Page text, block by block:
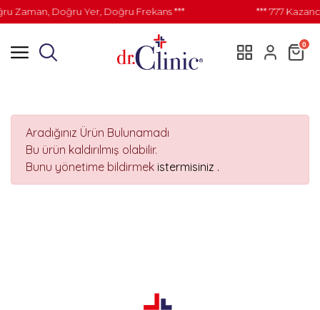
Zaman, Doğru Yer, Doğru Frekans *** *** 777
0
Aradığınız Ürün Bulunamadı
Bu ürün kaldırılmış olabilir.
Bunu yönetime bildirmek istermisiniz .